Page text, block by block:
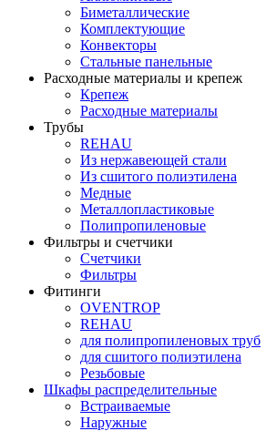
Биметаллические
Комплектующие
Конвекторы
Стальные панельные
Расходные материалы и крепеж
Крепеж
Расходные материалы
Трубы
REHAU
Из нержавеющей стали
Из сшитого полиэтилена
Медные
Металлопластиковые
Полипропиленовые
Фильтры и счетчики
Счетчики
Фильтры
Фитинги
OVENTROP
REHAU
для полипропиленовых труб
для сшитого полиэтилена
Резьбовые
Шкафы распределительные
Встраиваемые
Наружные